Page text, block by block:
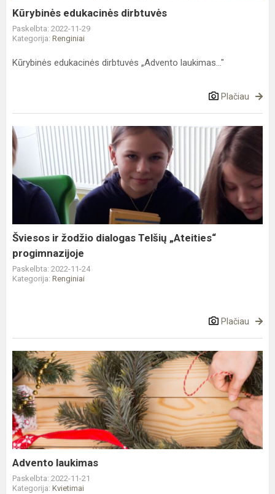
Kūrybinės edukacinės dirbtuvės
Paskelbta: 2022-11-29
Kategorija: Renginiai
Kūrybinės edukacinės dirbtuvės „Advento laukimas..."
Plačiau
Šviesos
ir
žodžio
dialogas
Telšių
„Ateities“
progimnazijoje
Šviesos ir žodžio dialogas Telšių „Ateities“
progimnazijoje
Paskelbta: 2022-11-24
Kategorija: Renginiai
Plačiau
Advento
laukimas
Advento laukimas
Paskelbta: 2022-11-21
Kategorija: Kvietimai